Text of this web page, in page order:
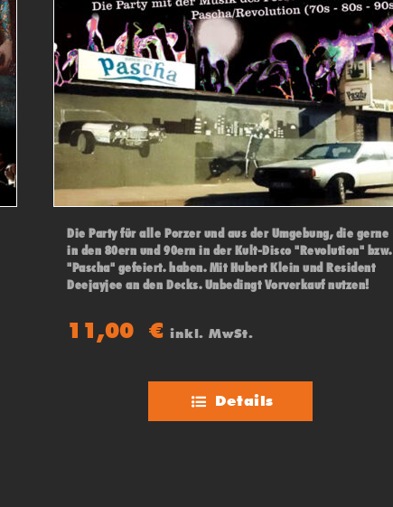
Die Party für alle Porzer und aus der Umgebung, die gerne
in den 80ern und 90ern in der Kult-Disco "Revolution" bzw.
"Pascha" gefeiert. haben. Mit Hubert Klein und Resident
Deejayjee an den Decks. Unbedingt Vorverkauf nutzen!
11,00€ inkl. MwSt.
Details